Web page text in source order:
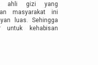
ahli gizi yang
masyarakat ini
luas. Sehingga
untuk kehabisan